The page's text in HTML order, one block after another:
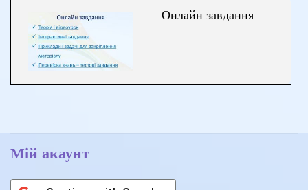
Онлайн завдання
Мій акаунт